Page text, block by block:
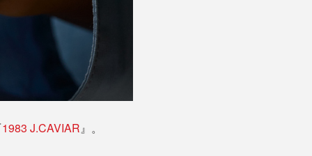
1983 J.CAVIAR』。